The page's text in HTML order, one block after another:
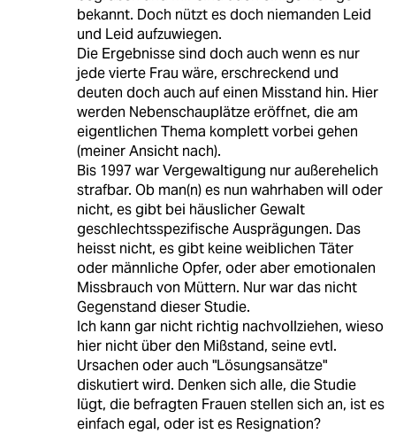
bekannt. Doch nützt es doch niemanden Leid
und Leid aufzuwiegen.
Die Ergebnisse sind doch auch wenn es nur
jede vierte Frau wäre, erschreckend und
deuten doch auch auf einen Misstand hin. Hier
werden Nebenschauplätze eröffnet, die am
eigentlichen Thema komplett vorbei gehen
(meiner Ansicht nach).
Bis 1997 war Vergewaltigung nur außerehelich
strafbar. Ob man(n) es nun wahrhaben will oder
nicht, es gibt bei häuslicher Gewalt
geschlechtsspezifische Ausprägungen. Das
heisst nicht, es gibt keine weiblichen Täter
oder männliche Opfer, oder aber emotionalen
Missbrauch von Müttern. Nur war das nicht
Gegenstand dieser Studie.
Ich kann gar nicht richtig nachvollziehen, wieso
hier nicht über den Mißstand, seine evtl.
Ursachen oder auch "Lösungsansätze"
diskutiert wird. Denken sich alle, die Studie
lügt, die befragten Frauen stellen sich an, ist es
einfach egal, oder ist es Resignation?